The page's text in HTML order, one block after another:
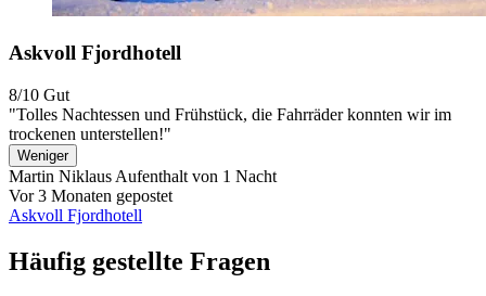
Askvoll Fjordhotell
8/10 Gut
"Tolles Nachtessen und Frühstück, die Fahrräder konnten wir im
trockenen unterstellen!"
Weniger
Martin Niklaus Aufenthalt von 1 Nacht
Vor 3 Monaten gepostet
Askvoll Fjordhotell
Häufig gestellte Fragen